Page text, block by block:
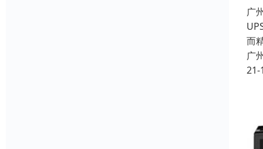
广
而
广
21-